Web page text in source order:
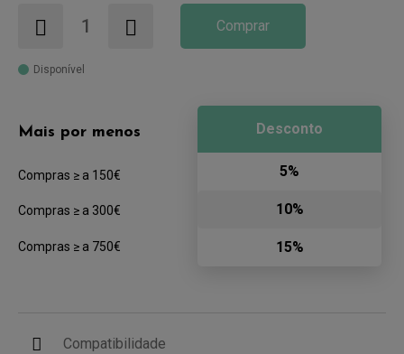
Comprar
Disponível
Mais por menos
Compras ≥ a 150€
Compras ≥ a 300€
Compras ≥ a 750€
Desconto
5%
10%
15%
Compatibilidade